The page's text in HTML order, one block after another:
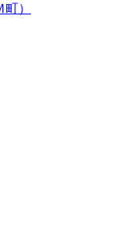
）